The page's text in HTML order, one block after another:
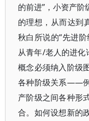
的前进”，小资产
的理想，从而达到
秋白所说的“先进阶
从青年/老人的进化
概念必须纳入阶级
各种阶级关系——
产阶级之间各种
合。如何设想新的